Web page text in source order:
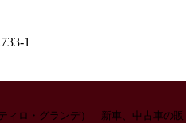
1
ィロ・グランデ）｜新車、中古車の販